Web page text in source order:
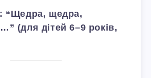
“Щедра, щедра,
(для дітей 6–9 років,